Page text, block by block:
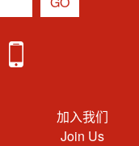
加入我们
Join Us